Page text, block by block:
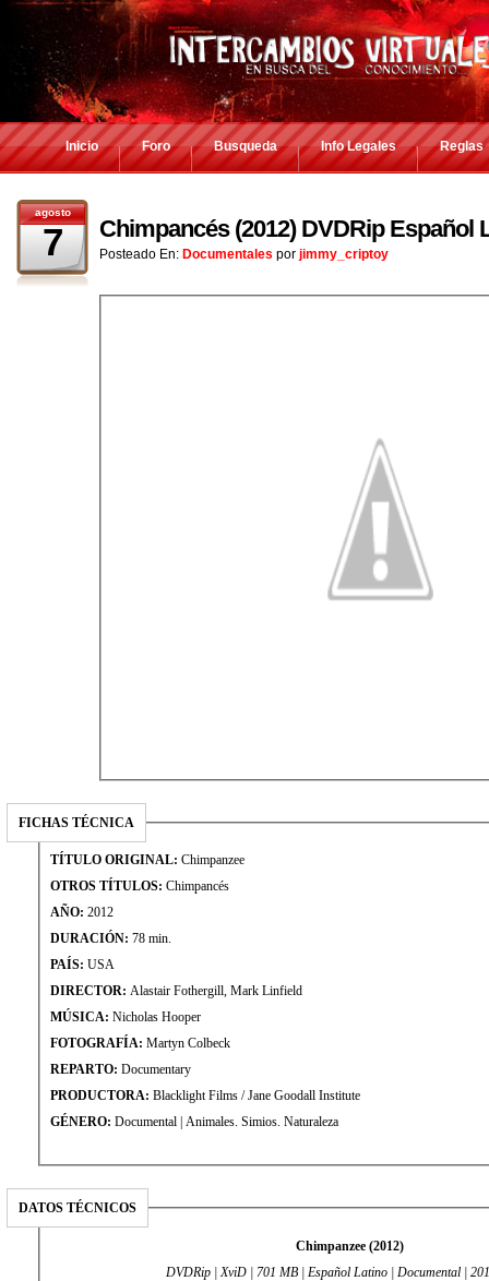
Inicio Foro Busqueda Info Legales Reglas
agosto
7 Chimpancés (2012) DVDRip Español
Posteado En: Documentales por jimmy_criptoy
FICHAS TÉCNICA
TÍTULO ORIGINAL: Chimpanzee
OTROS TÍTULOS: Chimpancés
AÑO: 2012
DURACIÓN: 78 min.
PAÍS: USA
DIRECTOR: Alastair Fothergill, Mark Linfield
MÚSICA: Nicholas Hooper
FOTOGRAFÍA: Martyn Colbeck
REPARTO: Documentary
PRODUCTORA: Blacklight Films / Jane Goodall Institute
GÉNERO: Documental | Animales. Simios. Naturaleza
DATOS TÉCNICOS
Chimpanzee (2012)
DVDRip | XviD | 701 MB | Español Latino | Documental |